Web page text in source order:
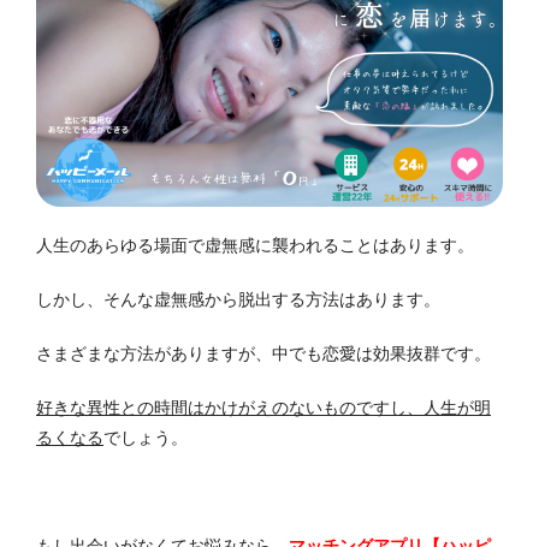
人生のあらゆる場面で虚無感に襲われることはあります。
しかし、そんな虚無感から脱出する方法はあります。
さまざまな方法がありますが、中でも恋愛は効果抜群です。
好きな異性との時間はかけがえのないものですし、人生が明
るくなるでしょう。